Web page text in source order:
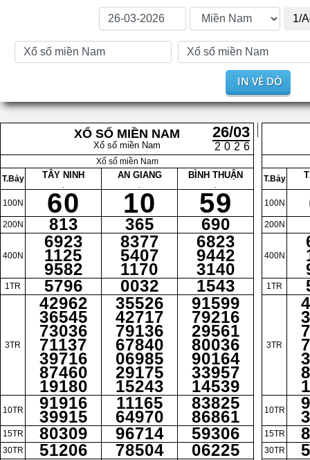
1/
IN VÉ DÒ
XỔ SỐ MIỀN NAM
Xổ số miền Nam
26/03
2026
Xổ số miền Nam
T.Bảy
100N
200N
400N
1TR
3TR
10TR
15TR
30TR
TÂY NINH
60
813
6923
1125
9582
5796
42962
36545
73036
71137
39716
87460
19180
91916
39915
80309
51206
AN GIANG
10
365
8377
5407
1170
0032
35526
42717
79136
67840
06985
29175
15243
11165
64970
96714
78504
BÌNH THUẬN
59
690
6823
9442
3140
1543
91599
79216
29561
80036
90164
33957
14539
83825
86861
59306
06225
T.Bảy
100N
200N
400N
1TR
3TR
10TR
15TR
30TR